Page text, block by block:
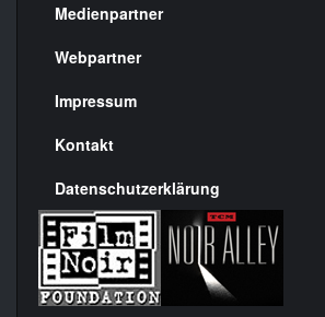
Menülinks
rechte
Seite
Medienpartner
Webpartner
Impressum
Kontakt
Datenschutzerklärung